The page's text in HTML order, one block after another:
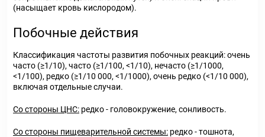
(насыщает кровь кислородом).
Побочные действия
Классификация частоты развития побочных реакций: очень
часто (≥1/10), часто (≥1/100, <1/10), нечасто (≥1/1000,
<1/100), редко (≥1/10 000, <1/1000), очень редко (<1/10 000),
включая отдельные случаи.
Со стороны ЦНС: редко - головокружение, сонливость.
Со стороны пищеварительной системы: редко - тошнота,